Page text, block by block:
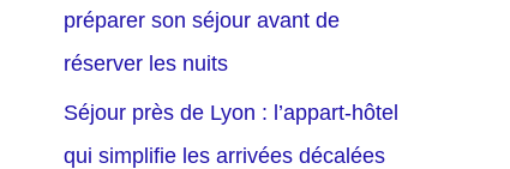
préparer son séjour avant de
réserver les nuits
Séjour près de Lyon : l’appart-hôtel
qui simplifie les arrivées décalées